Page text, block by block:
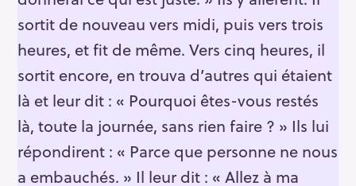
sortit de nouveau vers midi, puis vers trois
heures, et fit de même. Vers cinq heures, il
sortit encore, en trouva d’autres qui étaient
là et leur dit : « Pourquoi êtes-vous restés
là, toute la journée, sans rien faire ? » Ils lui
répondirent : « Parce que personne ne nous
a embauchés. » Il leur dit : « Allez à ma